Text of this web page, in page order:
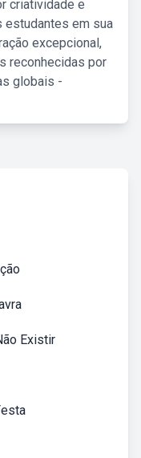
criatividade e
estudantes em sua
excepcional,
reconhecidas por
globais -
Existir